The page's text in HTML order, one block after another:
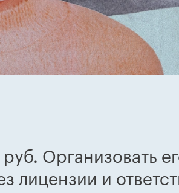
Организовать
лицензии и